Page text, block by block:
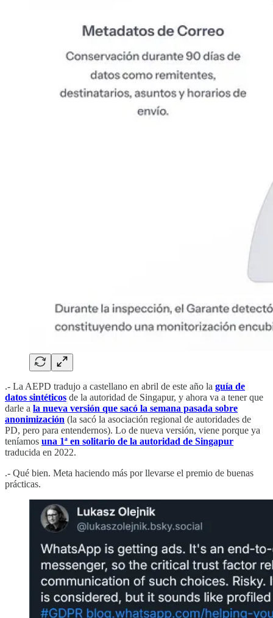
.- La AEPD tradujo a castellano en abril de este año la guía de
datos sintéticos de la autoridad de Singapur, y ahora va a tener que
darle a la nueva versión que sacó la semana pasada sobre
anonimización (la sacó la asociación regional de autoridades de
PD, pero para entendernos). Lo de nueva versión, viene porque ya
teníamos una 1ª en solitario de la autoridad de Singapur
traducida en 2022.
.- Qué bien. Meta haciendo más por llevarse el premio de buenas
prácticas.